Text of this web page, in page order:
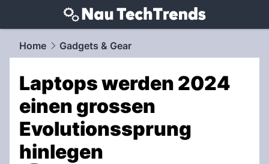
techtrends.NAU.ch
Home Gadgets & Gear
Laptops werden 2024
einen grossen
Evolutionssprung
hinlegen